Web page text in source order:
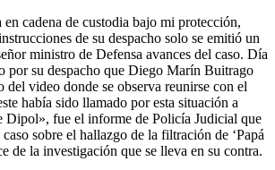
cadena de custodia bajo mi protección,
de su despacho solo se emitió un
ministro de Defensa avances del caso. Día
por su despacho que Diego Marín Buitrago
del video donde se observa reunirse con el
había sido llamado por esta situación a
Dipol», fue el informe de Policía Judicial que
sobre el hallazgo de la filtración de ‘Papá
de la investigación que se lleva en su contra.